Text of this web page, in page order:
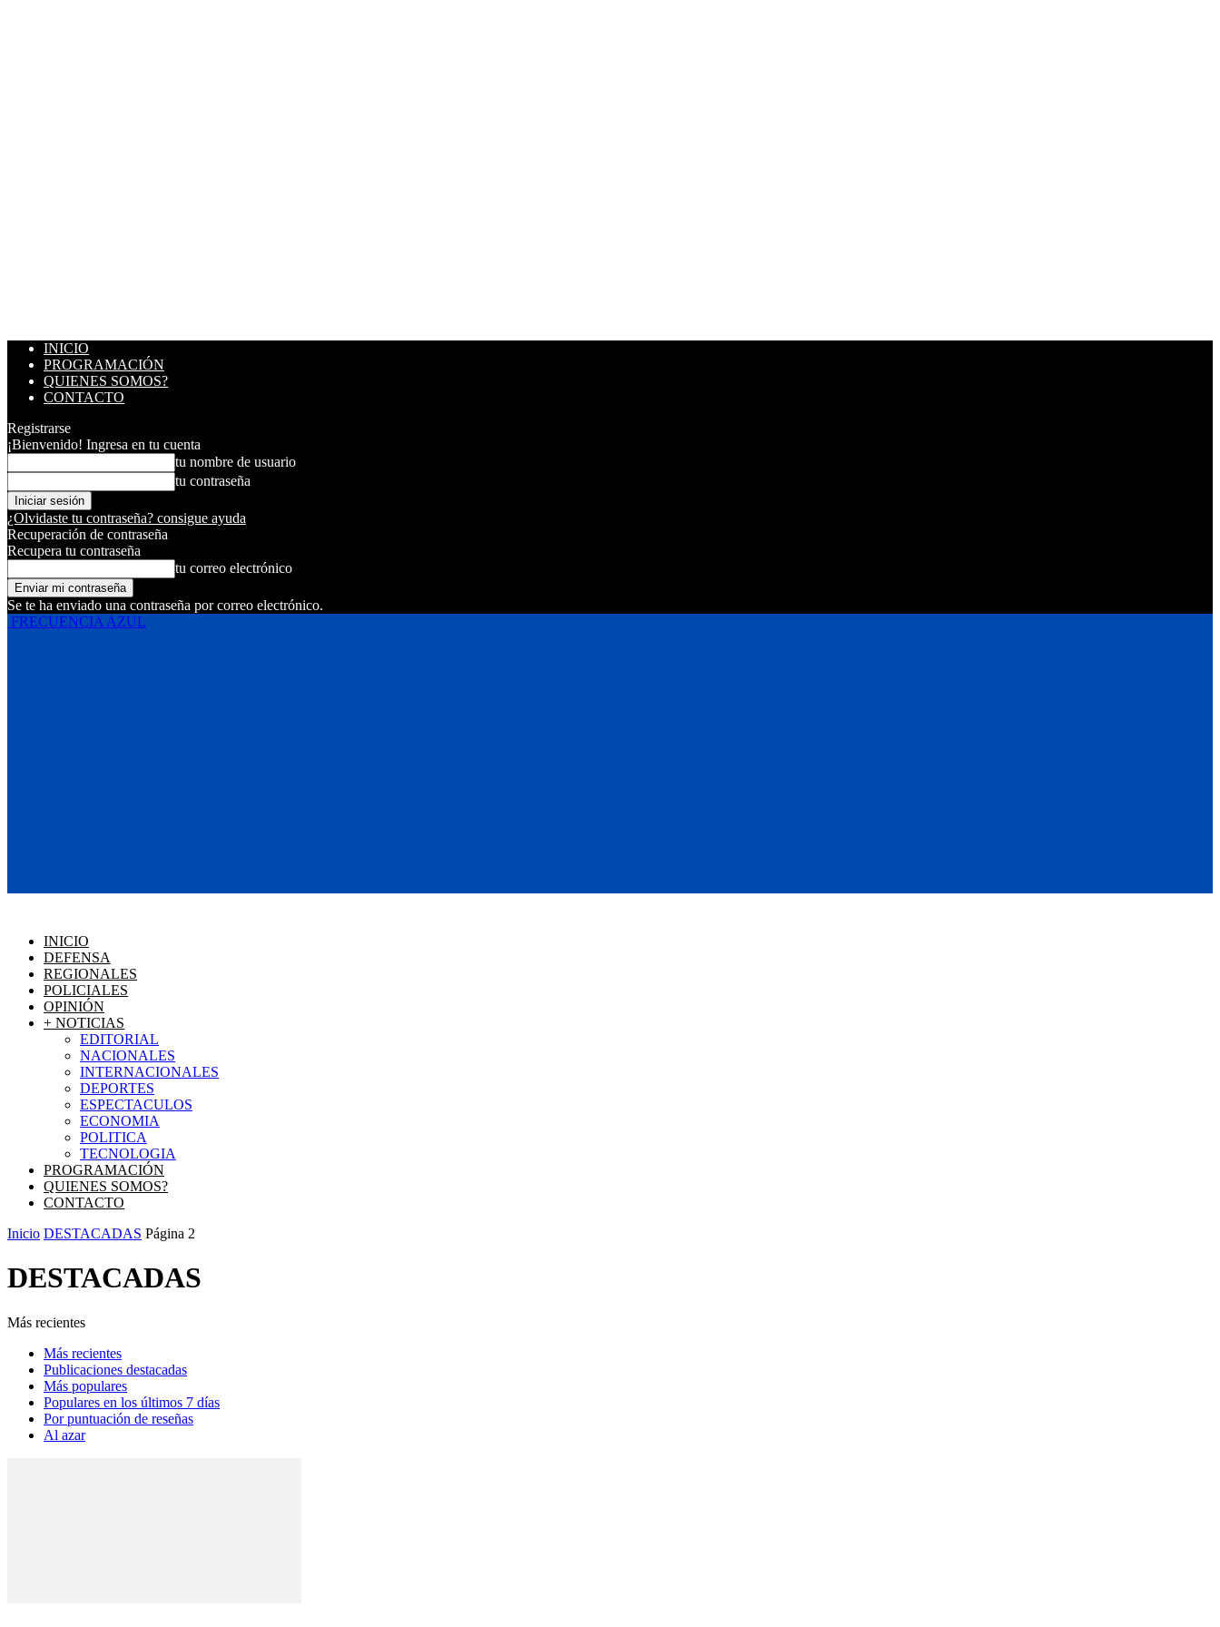
INICIO
PROGRAMACIÓN
QUIENES SOMOS?
CONTACTO
Registrarse
¡Bienvenido! Ingresa en tu cuenta
tu nombre de usuario
tu contraseña
¿Olvidaste tu contraseña? consigue ayuda
Recuperación de contraseña
Recupera tu contraseña
tu correo electrónico
Se te ha enviado una contraseña por correo electrónico.
FRECUENCIA AZUL
INICIO
DEFENSA
REGIONALES
POLICIALES
OPINIÓN
+ NOTICIAS
EDITORIAL
NACIONALES
INTERNACIONALES
DEPORTES
ESPECTACULOS
ECONOMIA
POLITICA
TECNOLOGIA
PROGRAMACIÓN
QUIENES SOMOS?
CONTACTO
Inicio DESTACADAS Página 2
DESTACADAS
Más recientes
Más recientes
Publicaciones destacadas
Más populares
Populares en los últimos 7 días
Por puntuación de reseñas
Al azar